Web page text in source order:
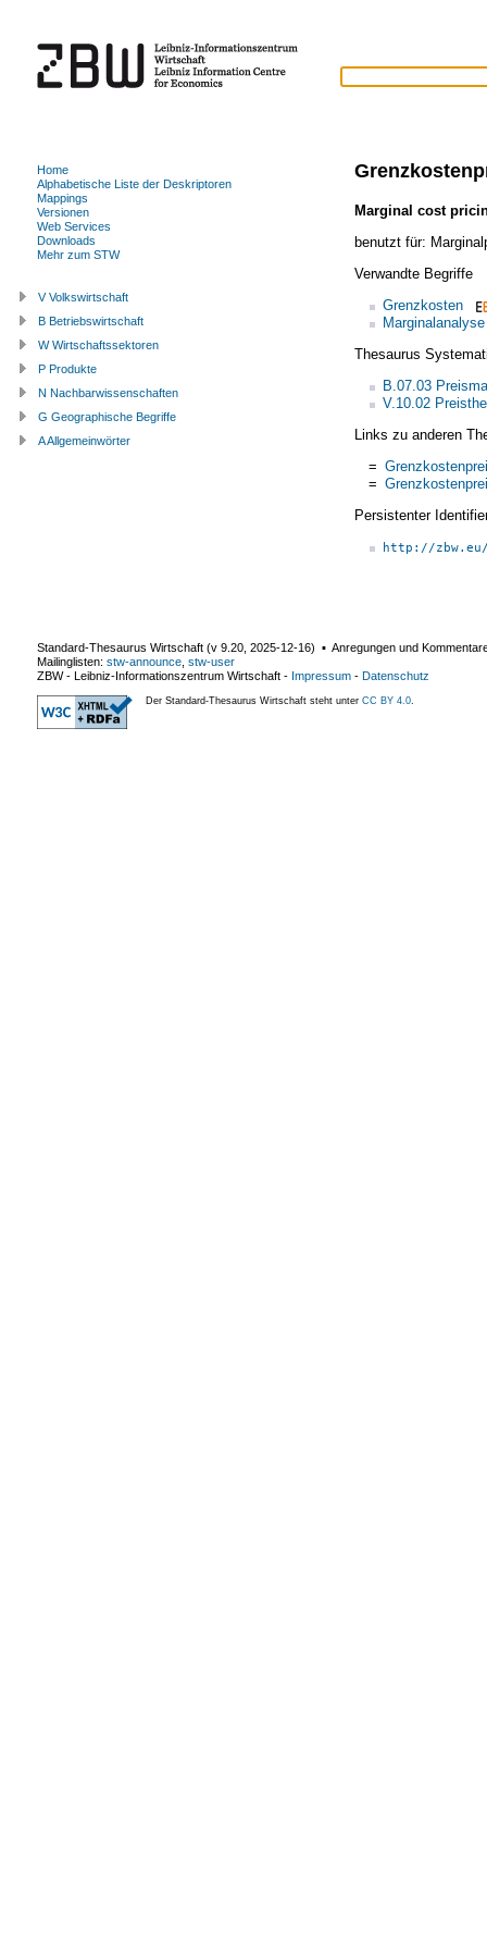
Marginal cost
benutzt für:
Verwandte Begriffe
Grenzkosten
Marginalanalyse
Thesaurus
B.07.03
V.10.02
Links zu anderen
=
=
Persistenter
http://
Home
Alphabetische Liste der Deskriptoren
Mappings
Versionen
Web Services
Downloads
Mehr zum STW
V Volkswirtschaft
B Betriebswirtschaft
W Wirtschaftssektoren
P Produkte
N Nachbarwissenschaften
G Geographische Begriffe
A Allgemeinwörter
Standard-Thesaurus Wirtschaft (v 9.20 2025-12-16) ▪ Anregungen und
Mailinglisten: stw-announce stw-user
ZBW - Leibniz-Informationszentrum Wirtschaft - Impressum - Datenschutz
Der Standard-Thesaurus Wirtschaft steht unter CC BY 4.0